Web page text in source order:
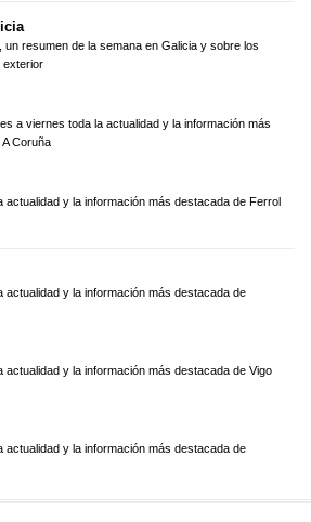
un resumen de la semana en Galicia y sobre los
exterior
a viernes toda la actualidad y la información más
Coruña
actualidad y la información más destacada de Ferrol
actualidad y la información más destacada de
actualidad y la información más destacada de Vigo
actualidad y la información más destacada de